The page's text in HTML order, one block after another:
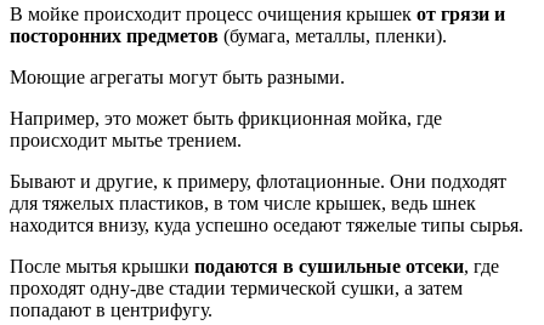
В мойке происходит процесс очищения крышек от грязи и
посторонних предметов (бумага, металлы, пленки).
Моющие агрегаты могут быть разными.
Например, это может быть фрикционная мойка, где
происходит мытье трением.
Бывают и другие, к примеру, флотационные. Они подходят
для тяжелых пластиков, в том числе крышек, ведь шнек
находится внизу, куда успешно оседают тяжелые типы сырья.
После мытья крышки подаются в сушильные отсеки, где
проходят одну-две стадии термической сушки, а затем
попадают в центрифугу.